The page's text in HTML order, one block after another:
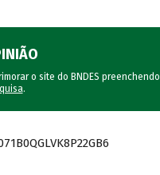
o site do BNDES preenchendo
.